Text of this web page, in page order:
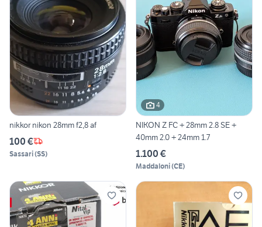
nikkor nikon 28mm f2,8 af
100 €
Sassari(SS)
4
NIKON Z FC + 28mm 2.8 SE +
40mm 2.0 + 24mm 1.7
1.100 €
Maddaloni(CE)